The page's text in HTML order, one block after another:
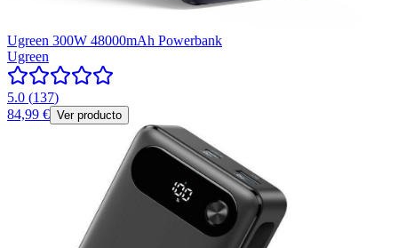
Ugreen 300W 48000mAh Powerbank
Ugreen
5.0 (137)
84,99 € Ver producto